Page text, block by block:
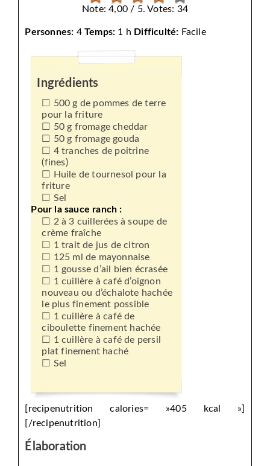
Note: 4,00 / 5. Votes: 34
Personnes: 4 Temps: 1 h Difficulté: Facile
Ingrédients
500 g de pommes de terre
pour la friture
50 g fromage cheddar
50 g fromage gouda
4 tranches de poitrine
(fines)
Huile de tournesol pour la
friture
Sel
Pour la sauce ranch :
2 à 3 cuillerées à soupe de
crème fraîche
1 trait de jus de citron
125 ml de mayonnaise
1 gousse d’ail bien écrasée
1 cuillère à café d’oignon
nouveau ou d’échalote hachée
le plus finement possible
1 cuillère à café de
ciboulette finement hachée
1 cuillère à café de persil
plat finement haché
Sel
[recipenutrition calories= »405 kcal »]
[/recipenutrition]
Élaboration